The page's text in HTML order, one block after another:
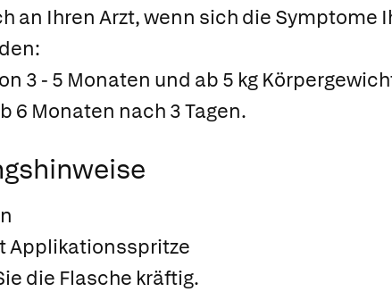
an Ihren Arzt, wenn sich die Symptome
3 - 5 Monaten und ab 5 kg
6 Monaten nach 3 Tagen.
Applikationsspritze
die Flasche kräftig.